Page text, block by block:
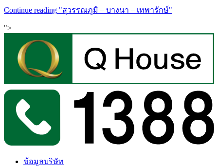
Continue reading "สุวรรณภูมิ – บางนา – เทพารักษ์"
">
ข้อมูลบริษัท